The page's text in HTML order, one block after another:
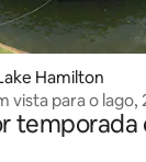
Hamilton
vista para o lago,
temporada